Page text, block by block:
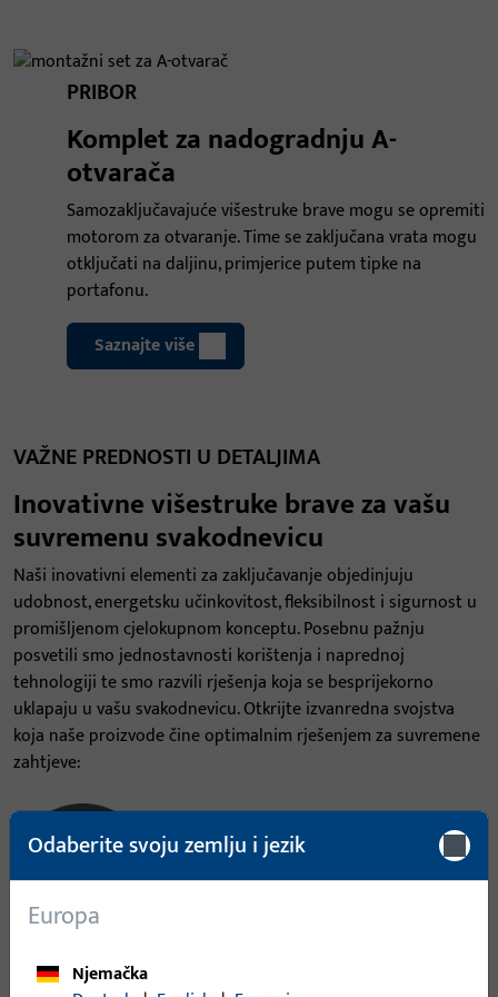
PRIBOR
Komplet za nadogradnju A-
otvarača
Samozaključavajuće višestruke brave mogu se opremiti
motorom za otvaranje. Time se zaključana vrata mogu
otključati na daljinu, primjerice putem tipke na
portafonu.
Saznajte više
VAŽNE PREDNOSTI U DETALJIMA
Inovativne višestruke brave za vašu
suvremenu svakodnevicu
Naši inovativni elementi za zaključavanje objedinjuju
udobnost, energetsku učinkovitost, fleksibilnost i sigurnost u
promišljenom cjelokupnom konceptu. Posebnu pažnju
posvetili smo jednostavnosti korištenja i naprednoj
tehnologiji te smo razvili rješenja koja se besprijekorno
uklapaju u vašu svakodnevicu. Otkrijte izvanredna svojstva
koja naše proizvode čine optimalnim rješenjem za suvremene
zahtjeve:
Udobnost
Odaberite svoju zemlju i jezik
Europa
Njemačka